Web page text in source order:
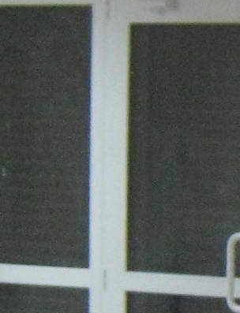
кв.м торгова я площадь: 82 кв м наличие
от 30 кв.м; 1-й этаж ; высокая
находится в центре города, в
массива зданий;
маршрутов. электрическая мощность:
в помещении регулируется
коммуникации (автоном) телефонная